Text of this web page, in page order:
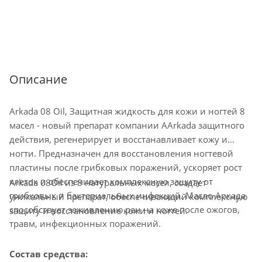
Описание
Arkada 08 Oil, Защитная жидкость для кожи и ногтей 8
масел - новый препарат компании AArkada защитного
действия, регенерирует и восстанавливает кожу и
ногти. Предназначен для восстановления ногтевой
пластины после грибковых поражений, ускоряет рост
клеток и обеспечивает комплексную защиту от
грибковых и бактериальных инфекций. Масло Аркада
способствует заживлению ран на коже после ожогов,
травм, инфекционных поражений.
Arkada 08Oil из 8 натуральных масел, создает
уникальный препарат, обеспечивающий комплексную
защиту и восстановление кожи и ногтей.
Состав средства: